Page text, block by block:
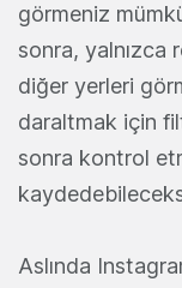
görmeniz
sonra, yalnızca
diğer yerleri
daraltmak için
sonra kontrol
Aslında